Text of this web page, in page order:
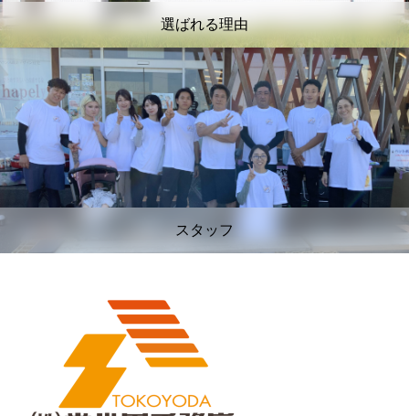
選ばれる理由
スタッフ